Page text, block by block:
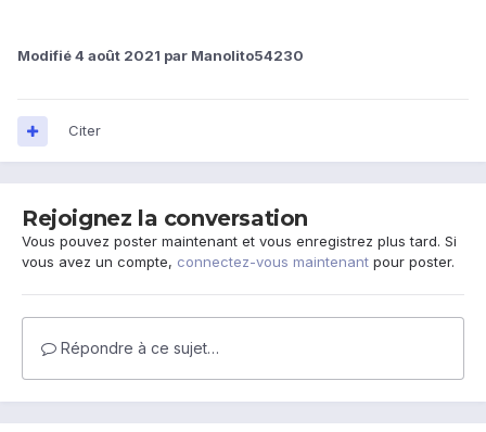
Modifié4 août 2021 par Manolito54230
Citer
Rejoignez la conversation
Vous pouvez poster maintenant et vous enregistrez plus tard. Si
vous avez un compte, connectez-vous maintenant pour poster.
Répondre à ce sujet…